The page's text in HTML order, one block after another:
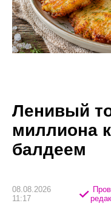
Ленивый
миллиона
балдеем
08.08.2026
11:17